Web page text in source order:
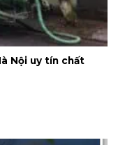
Nội uy tín chất